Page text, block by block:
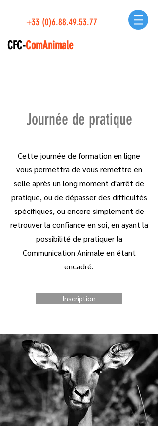
+33 (0)6.88.49.53.77
CFC-ComAnimale
Journée de pratique
Cette journée de formation en ligne
vous permettra de vous remettre en
selle après un long moment d'arrêt de
pratique, ou de dépasser des difficultés
spécifiques, ou encore simplement de
retrouver la confiance en soi, en ayant la
possibilité de pratiquer la
Communication Animale en étant
encadré.
Inscription